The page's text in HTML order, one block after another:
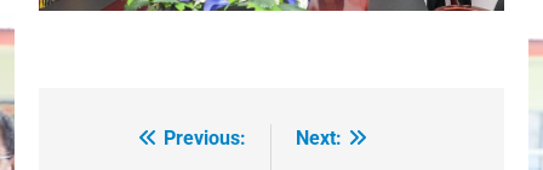
Previous:
Next: